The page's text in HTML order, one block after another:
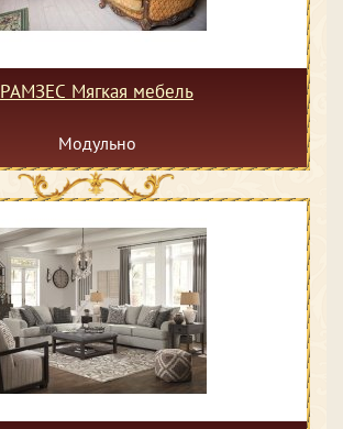
РАМЗЕС Мягкая мебель
Модульно